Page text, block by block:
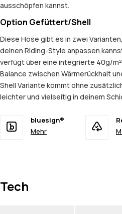
ausschöpfen kannst.
Option Gefüttert/Shell
Diese Hose gibt es in zwei
deinen Riding-Style anpassen
verfügt über eine integrierte 40g/
Balance zwischen Wärmerückhalt
Shell Variante kommt ohne
leichter und vielseitig in deinem
bluesign®
Mehr
Tech